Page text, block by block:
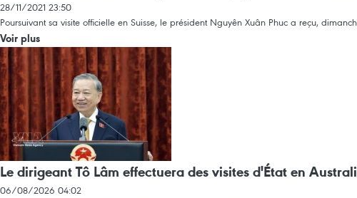
28/11/2021 23:50
Poursuivant sa visite officielle en Suisse, le président Nguyên Xuân Phuc a reçu,
Voir plus
Le dirigeant Tô Lâm effectuera des visites d'État en
06/08/2026 04:02